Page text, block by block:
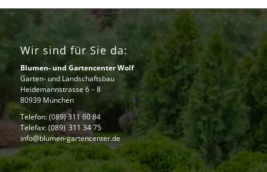
Wir sind für Sie da:
Blumen- und Gartencenter Wolf
Garten- und Landschaftsbau
Heidemannstrasse 6 – 8
80939 München
Telefon:(089) 311 60 84
Telefax: (089) 311 34 75
info@blumen-gartencenter.de